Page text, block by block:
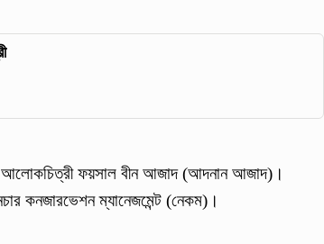
আলোকচিত্রী ফয়সাল বীন আজাদ (আদনান আজাদ)।
কনজারভেশন ম্যানেজমেন্ট (নেকম)।